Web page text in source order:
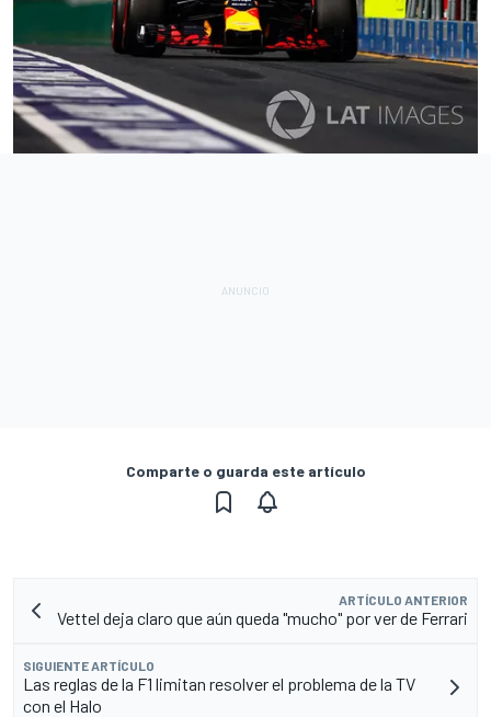
Comparte o guarda este artículo
ARTÍCULO ANTERIOR
Vettel deja claro que aún queda "mucho" por ver de Ferrari
SIGUIENTE ARTÍCULO
Las reglas de la F1 limitan resolver el problema de la TV
con el Halo